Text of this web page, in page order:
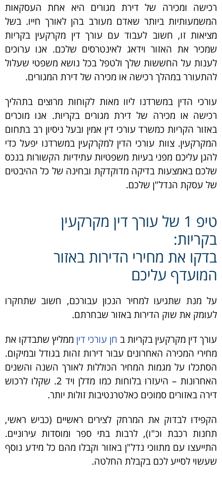
רכישה ומכירה של דירת מגורים היא אחת העסקאות
המשמעותיות ביותר שאדם מעורב בהן לאורך חייו. בשל
מציאות זו, חשוב לעבוד עם עורך דין מקרקעין בקריות
שמכיר את האזור וידאג לאינטרסים שלכם. אנו ערוכים
לענות על החששות שלך ולטפל בכל נושא משפטי שעלול
להתעורר במהלך רכישה או מכירה של דירת המגורים.
עורכי הדין במשרדנו ליוו מאות לקוחות מרוצים בתהליך
רכישה או מכירה של דירת מגורים בקריות. אנו מוכרים
באזור הקריות כמשרד עורכי דין אמין ובעל ניסיון רב בתחום
המקרקעין. צוות עורכי הדין למקרקעין במשרדנו יפעל כדי
להגן עליכם מפני בעיות משפטיות עתידיות הקשורות בנכס
שלכם באמצעות בדיקה מדוקדקת ובחינה של כל ההיבטים
של עסקת הנדל"ן שלכם.
טיפ 1 של עורך דין מקרקעין
בקריות:
בדקו את מחירי הדירות באזור
המועדף עליכם
על מנת שתגיעו למחיר הנכון עבורכם, חשוב שתחקרו
לעומק את שוק הדירות באזור שבחרתם.
עורך דין מקרקעין בקריות ב חן עורכי דין ממליץ שתבדקו את
מחירי המכירה האחרונים עבור דירות זהות בגודל ובמיקום.
הסתכלו על מגמות המחיר הכוללות לאורך השנה והשנים
האחרונות – היעזרו בלוחות כמו מדלן ויד 2. שקלו לרכוש
דירה באזורים סמוכים כאלטרנטיבות זולות יותר.
הקפידו לבדוק את המרחק לצירים ראשיים (כביש ראשי,
תחנות רכבת וכ"ו), לרבות בתי ספר ומוסדות עירוניים.
התייעצו עם מתווכי נדל"ן באזור וקבלו מהם כל מידע נוסף
שעשוי לסייע לכם בקבלת החלטה.